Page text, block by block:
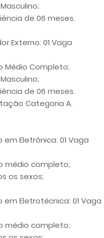
de 06 meses.
Externo: 01 Vaga
Médio Completo;
de 06 meses.
Categoria A.
em Eletrônica: 01 Vaga
médio completo;
os sexos;
em Eletrotécnica: 01 Vaga
médio completo;